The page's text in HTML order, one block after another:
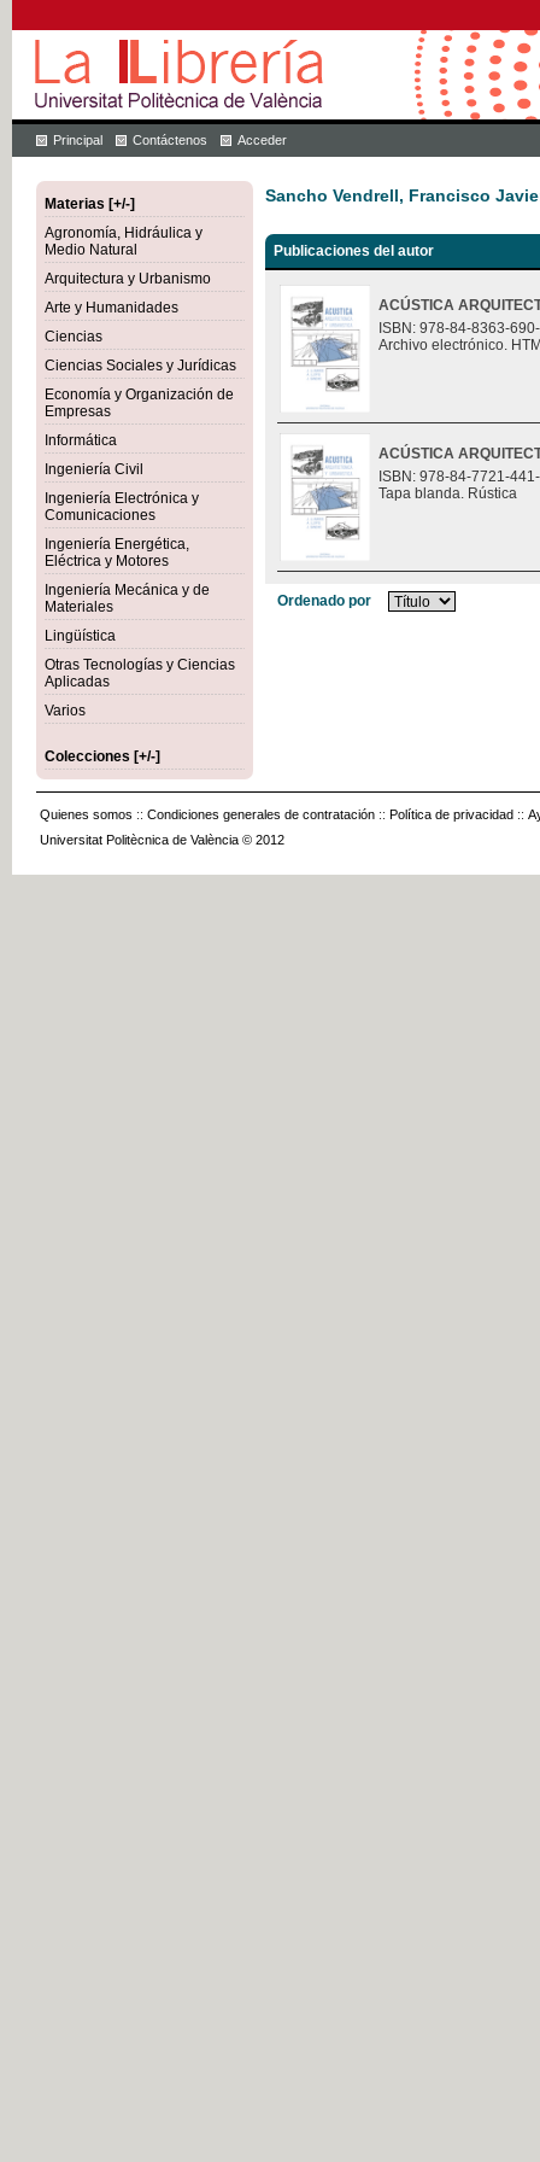
Principal Contáctenos Acceder
Materias [+/-]
Agronomía, Hidráulica y
Medio Natural
Arquitectura y Urbanismo
Arte y Humanidades
Ciencias
Ciencias Sociales y Jurídicas
Economía y Organización de
Empresas
Informática
Ingeniería Civil
Ingeniería Electrónica y
Comunicaciones
Ingeniería Energética,
Eléctrica y Motores
Ingeniería Mecánica y de
Materiales
Lingüística
Otras Tecnologías y Ciencias
Aplicadas
Varios
Colecciones [+/-]
Sancho Vendrell, Francisco
Publicaciones del autor
ACÚSTICA
ISBN: 978-84-8363-
Archivo electrónico.
ACÚSTICA
ISBN: 978-84-7721-
Tapa blanda. Rústica
Ordenado por
Quienes somos :: Condiciones generales de contratación :: Política de privacidad ::
Universitat Politècnica de València © 2012